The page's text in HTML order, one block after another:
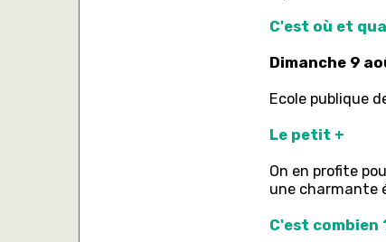
C'est où et
Dimanche 9
Ecole publique
Le petit +
On en profite
une charmante
C'est combien